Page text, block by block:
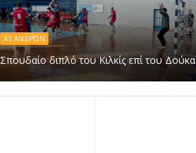
Α1 ΑΝΔΡΏΝ
Σπουδαίο διπλό του Κιλκίς επί του Δούκα